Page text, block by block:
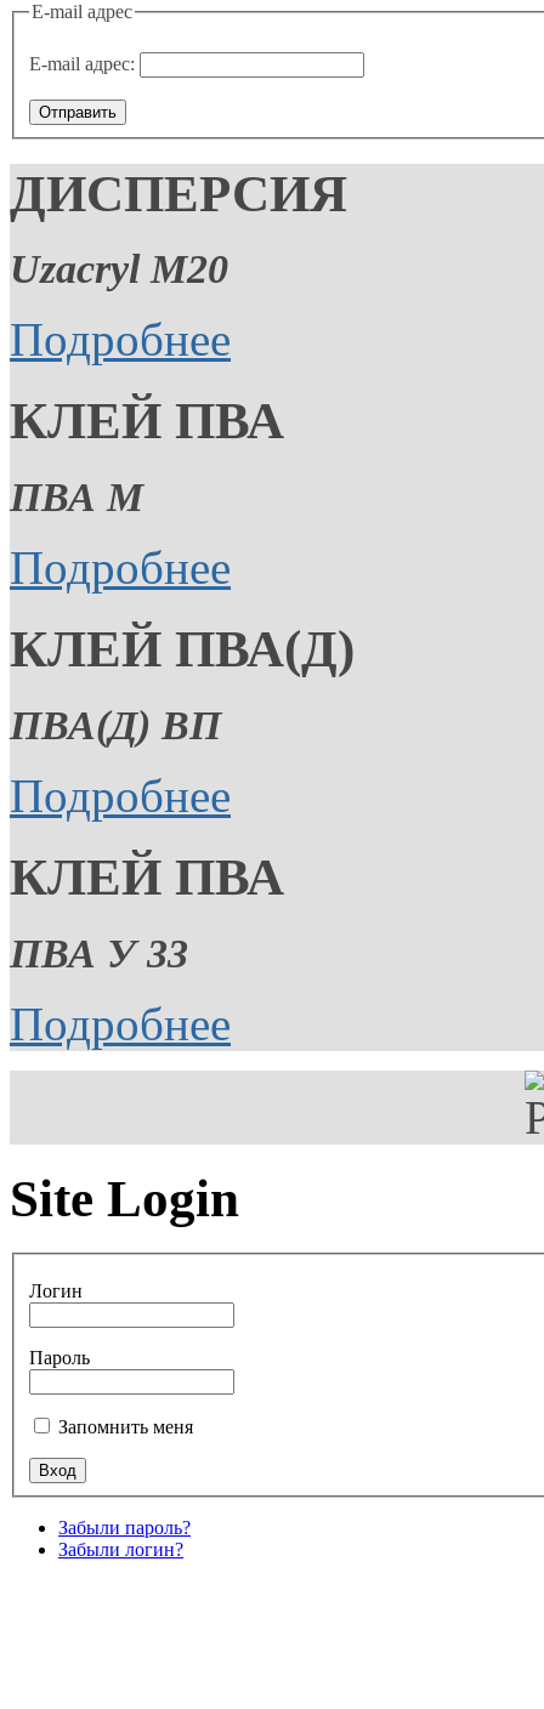
E-mail адрес
E-mail адрес:
Отправить
ДИСПЕРСИЯ
Uzacryl M20
Подробнее
КЛЕЙ ПВА
ПВА М
Подробнее
КЛЕЙ ПВА(Д)
ПВА(Д) ВП
Подробнее
КЛЕЙ ПВА
ПВА У 33
Подробнее
Site Login
Логин
Пароль
Запомнить меня
Забыли пароль?
Забыли логин?